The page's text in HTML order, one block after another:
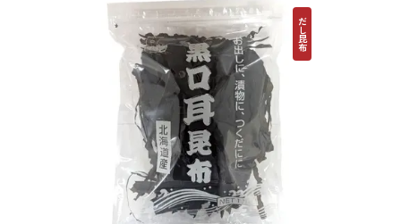
だし昆布